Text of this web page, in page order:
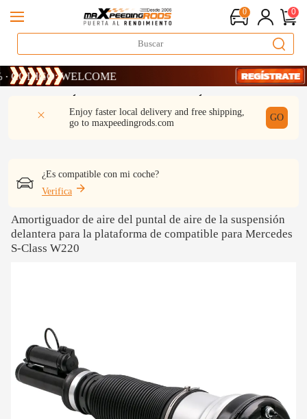
0 0
WELCOME
WELCOME
WELCOME
Enjoy faster local delivery and free shipping,
go to maxpeedingrods.com
GO
¿Es compatible con mi coche?
Verifica
DESCRIPCIÓN REVISIÓN
Amortiguador de aire del puntal de aire de la suspensión
delantera para la plataforma de compatible para Mercedes
S-Class W220